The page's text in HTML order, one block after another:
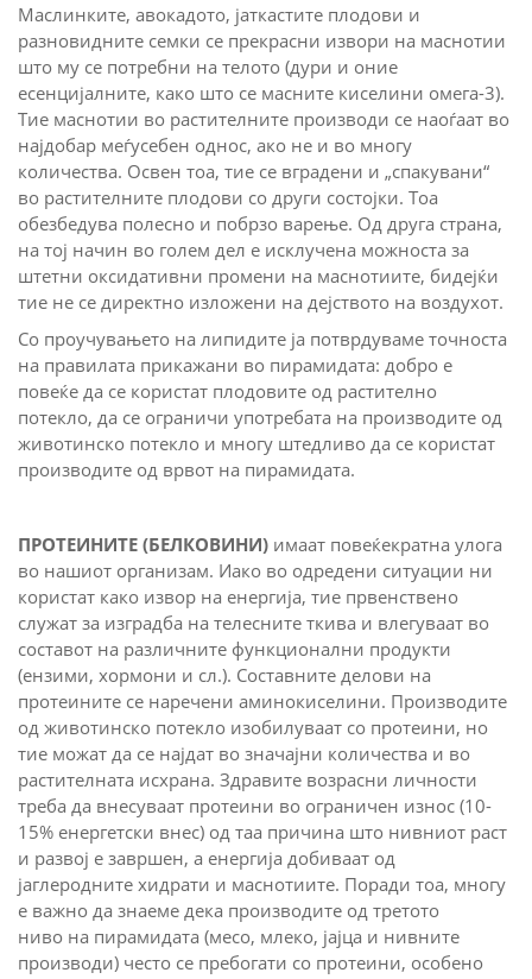
Маслинките, авокадото, јаткастите плодови и
разновидните семки се прекрасни извори на маснотии
што му се потребни на телото (дури и оние
есенцијалните, како што се масните киселини омега-3).
Тие маснотии во растителните производи се наоѓаат во
најдобар меѓусебен однос, ако не и во многу
количества. Освен тоа, тие се вградени и „спакувани“
во растителните плодови со други состојки. Тоа
обезбедува полесно и побрзо варење. Од друга страна,
на тој начин во голем дел е исклучена можноста за
штетни оксидативни промени на маснотиите, бидејќи
тие не се директно изложени на дејството на воздухот.
Со проучувањето на липидите ја потврдуваме точноста
на правилата прикажани во пирамидата: добро е
повеќе да се користат плодовите од растително
потекло, да се ограничи употребата на производите од
животинско потекло и многу штедливо да се користат
производите од врвот на пирамидата.
ПРОТЕИНИТЕ (БЕЛКОВИНИ) имаат повеќекратна улога
во нашиот организам. Иако во одредени ситуации ни
користат како извор на енергија, тие првенствено
служат за изградба на телесните ткива и влегуваат во
составот на различните функционални продукти
(ензими, хормони и сл.). Составните делови на
протеините се наречени аминокиселини. Производите
од животинско потекло изобилуваат со протеини, но
тие можат да се најдат во значајни количества и во
растителната исхрана. Здравите возрасни личности
треба да внесуваат протеини во ограничен износ (10-
15% енергетски внес) од таа причина што нивниот раст
и развој е завршен, а енергија добиваат од
јаглеродните хидрати и маснотиите. Поради тоа, многу
е важно да знаеме дека производите од третото
ниво на пирамидата (месо, млеко, јајца и нивните
производи) често се пребогати со протеини, особено